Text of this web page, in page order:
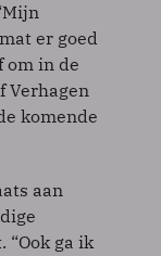
er goed
om in de
Verhagen
komende
aan
ga ik